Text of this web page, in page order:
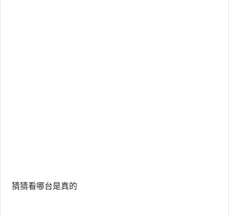
猜猜看哪台是真的